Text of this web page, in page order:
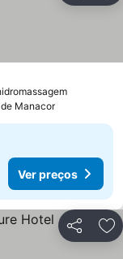
Manacor
Ver preços
Partilhar